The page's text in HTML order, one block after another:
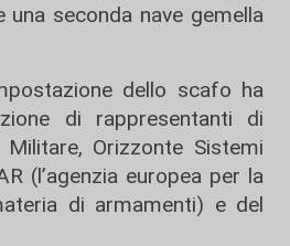
seconda nave gemella
dello scafo ha
di rappresentanti di
Militare, Orizzonte Sistemi
(l’agenzia europea per la
di armamenti) e del